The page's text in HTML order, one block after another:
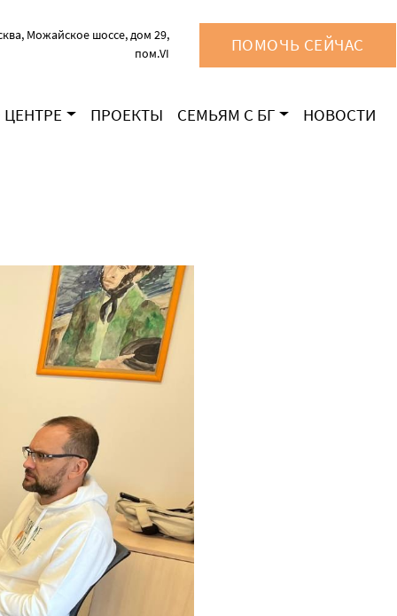
Можайское шоссе, дом 29,
пом.VI
ПОМОЧЬ СЕЙЧАС
ЦЕНТРЕ ПРОЕКТЫ СЕМЬЯМ С БГ НОВОСТИ